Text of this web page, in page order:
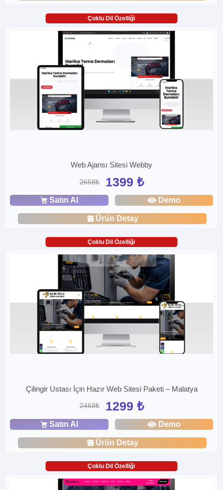
Çoklu Dil Özelliği
Web Ajansı Sitesi Webby
2658₺ 1399 ₺
Satın Al Demo
Ürün Detay
Çoklu Dil Özelliği
Çilingir Ustası İçin Hazır Web Sitesi Paketi – Malatya
2468₺ 1299 ₺
Satın Al Demo
Ürün Detay
Çoklu Dil Özelliği